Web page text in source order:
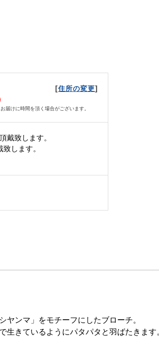
[住所の変更]
届けに時間を頂く場合がございます。
戴致します。
します。
ンマ」をモチーフにしたブローチ。
きているようにパタパタと羽ばたきます